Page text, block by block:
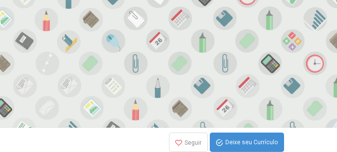
Seguir Deixe seu Currículo